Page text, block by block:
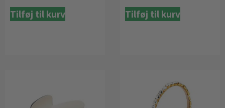
Tilføj til kurv
Tilføj til kurv